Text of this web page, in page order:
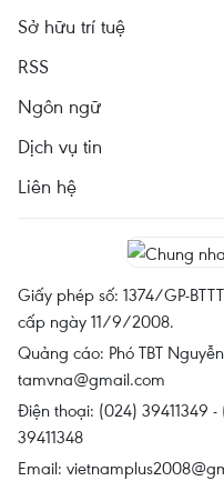
Sở hữu trí tuệ
RSS
Ngôn ngữ
Dịch vụ tin
Liên hệ
Giấy phép số: 1374/GP-
cấp ngày 11/9/2008.
Quảng cáo: Phó TBT
tamvna@gmail.com
Điện thoại: (024) 39411349 -
39411348
Email: